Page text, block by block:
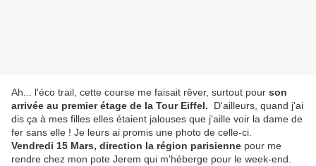
Ah... l'éco trail, cette course me faisait rêver, surtout pour son
arrivée au premier étage de la Tour Eiffel. D'ailleurs, quand j'ai
dis ça à mes filles elles étaient jalouses que j'aille voir la dame de
fer sans elle ! Je leurs ai promis une photo de celle-ci.
Vendredi 15 Mars, direction la région parisienne pour me
rendre chez mon pote Jerem qui m'héberge pour le week-end.